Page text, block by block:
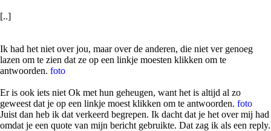
[..]
Ik had het niet over jou, maar over de anderen, die niet ver genoeg
lazen om te zien dat ze op een linkje moesten klikken om te
antwoorden. foto
Er is ook iets niet Ok met hun geheugen, want het is altijd al zo
geweest dat je op een linkje moest klikken om te antwoorden. foto
Juist dan heb ik dat verkeerd begrepen. Ik dacht dat je het over mij had
omdat je een quote van mijn bericht gebruikte. Dat zag ik als een reply.